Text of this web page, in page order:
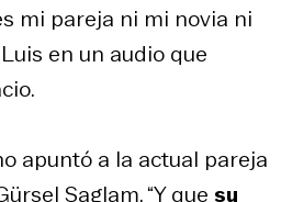
mi pareja ni mi novia ni
en un audio que
apuntó a la actual pareja
Saglam. “Y que su